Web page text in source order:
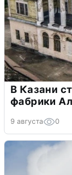
В Казани
фабрики
9 августа 0